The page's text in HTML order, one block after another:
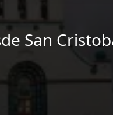
San